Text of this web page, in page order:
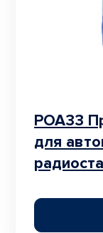
POA33
для